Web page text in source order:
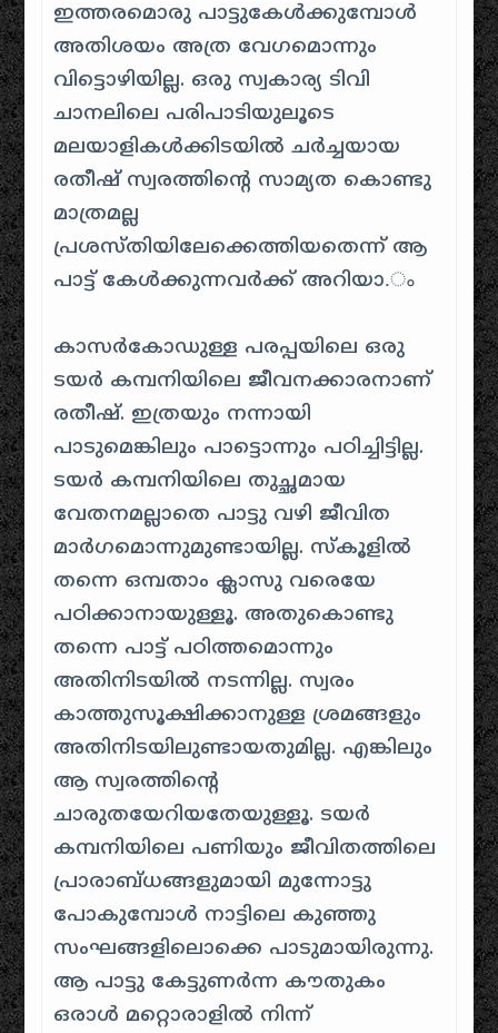
ഇത്തരമൊരു പാട്ടുകേള്‍ക്കുമ്പോള്‍
അതിശയം അത്ര വേഗമൊന്നും
വിട്ടൊഴിയില്ല. ഒരു സ്വകാര്യ ടിവി
ചാനലിലെ പരിപാടിയുലൂടെ
മലയാളികൾക്കിടയിൽ ചർച്ചയായ
രതീഷ് സ്വരത്തിന്റെ സാമ്യത കൊണ്ടു
മാത്രമല്ല
പ്രശസ്തിയിലേക്കെത്തിയതെന്ന് ആ
പാട്ട് കേള്‍ക്കുന്നവര്‍ക്ക് അറിയാ.ം
കാസർകോഡുള്ള പരപ്പയിലെ ഒരു
ടയര്‍ കമ്പനിയിലെ ജീവനക്കാരനാണ്
രതീഷ്. ഇത്രയും നന്നായി
പാടുമെങ്കിലും പാട്ടൊന്നും പഠിച്ചിട്ടില്ല.
ടയര്‍ കമ്പനിയിലെ തുച്ഛമായ
വേതനമല്ലാതെ പാട്ടു വഴി ജീവിത
മാര്‍ഗമൊന്നുമുണ്ടായില്ല. സ്‌കൂളില്‍
തന്നെ ഒമ്പതാം ക്ലാസു വരെയേ
പഠിക്കാനായുള്ളൂ. അതുകൊണ്ടു
തന്നെ പാട്ട് പഠിത്തമൊന്നും
അതിനിടയില്‍ നടന്നില്ല. സ്വരം
കാത്തുസൂക്ഷിക്കാനുള്ള ശ്രമങ്ങളും
അതിനിടയിലുണ്ടായതുമില്ല. എങ്കിലും
ആ സ്വരത്തിന്റെ
ചാരുതയേറിയതേയുള്ളൂ. ടയര്‍
കമ്പനിയിലെ പണിയും ജീവിതത്തിലെ
പ്രാരാബ്ധങ്ങളുമായി മുന്നോട്ടു
പോകുമ്പോള്‍ നാട്ടിലെ കുഞ്ഞു
സംഘങ്ങളിലൊക്കെ പാടുമായിരുന്നു.
ആ പാട്ടു കേട്ടുണര്‍ന്ന കൗതുകം
ഒരാള്‍ മറ്റൊരാളില്‍ നിന്ന്